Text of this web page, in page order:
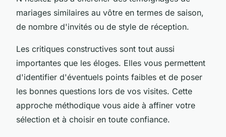
mariages similaires au vôtre en termes de saison,
de nombre d'invités ou de style de réception.
Les critiques constructives sont tout aussi
importantes que les éloges. Elles vous permettent
d'identifier d'éventuels points faibles et de poser
les bonnes questions lors de vos visites. Cette
approche méthodique vous aide à affiner votre
sélection et à choisir en toute confiance.